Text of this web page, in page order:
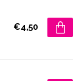
€4,50